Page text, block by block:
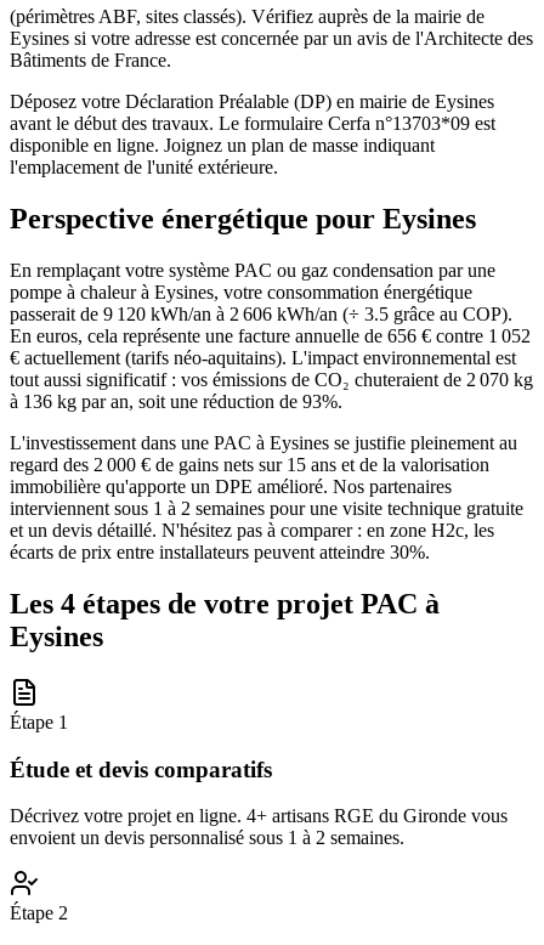
(périmètres ABF, sites classés). Vérifiez auprès de la mairie de
Eysines si votre adresse est concernée par un avis de l'Architecte des
Bâtiments de France.
Déposez votre Déclaration Préalable (DP) en mairie de Eysines
avant le début des travaux. Le formulaire Cerfa n°13703*09 est
disponible en ligne. Joignez un plan de masse indiquant
l'emplacement de l'unité extérieure.
Perspective énergétique pour Eysines
En remplaçant votre système PAC ou gaz condensation par une
pompe à chaleur à Eysines, votre consommation énergétique
passerait de 9 120 kWh/an à 2 606 kWh/an (÷ 3.5 grâce au COP).
En euros, cela représente une facture annuelle de 656 € contre 1 052
€ actuellement (tarifs néo-aquitains). L'impact environnemental est
tout aussi significatif : vos émissions de CO₂ chuteraient de 2 070 kg
à 136 kg par an, soit une réduction de 93%.
L'investissement dans une PAC à Eysines se justifie pleinement au
regard des 2 000 € de gains nets sur 15 ans et de la valorisation
immobilière qu'apporte un DPE amélioré. Nos partenaires
interviennent sous 1 à 2 semaines pour une visite technique gratuite
et un devis détaillé. N'hésitez pas à comparer : en zone H2c, les
écarts de prix entre installateurs peuvent atteindre 30%.
Les 4 étapes de votre projet PAC à
Eysines
Étape 1
Étude et devis comparatifs
Décrivez votre projet en ligne. 4+ artisans RGE du Gironde vous
envoient un devis personnalisé sous 1 à 2 semaines.
Étape 2